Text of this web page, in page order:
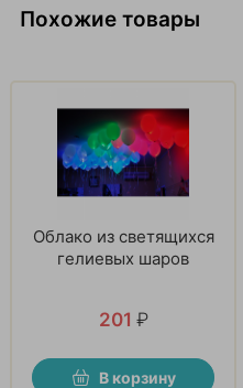
Похожие товары
Облако из светящихся
гелиевых шаров
201 ₽
В корзину